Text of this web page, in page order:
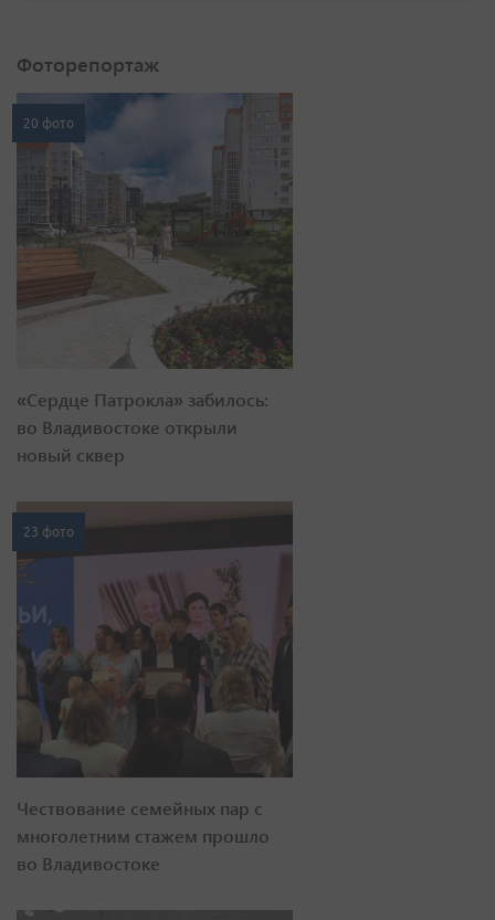
Фоторепортаж
20 фото
«Сердце Патрокла» забилось:
во Владивостоке открыли
новый сквер
23 фото
Чествование семейных пар с
многолетним стажем прошло
во Владивостоке